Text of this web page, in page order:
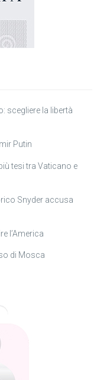
scegliere la libertà
Putin
tesi tra Vaticano e
Snyder accusa
l’America
di Mosca